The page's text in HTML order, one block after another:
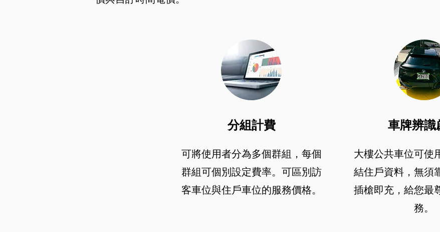
​分組計費
可將使用者分為多個群組，每個
群組可個別設定費率。可區別訪
客車位與住戶車位的服務價格。
車牌辨識
大樓公共車位可使
結住戶資料，無須
插槍即充，給您最
務。